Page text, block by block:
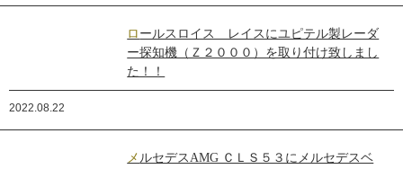
ロールスロイス レイスにユピテル製レーダ
ー探知機（Ｚ２０００）を取り付け致しまし
た！！
2022.08.22
メルセデスAMG ＣＬＳ５３にメルセデスベ